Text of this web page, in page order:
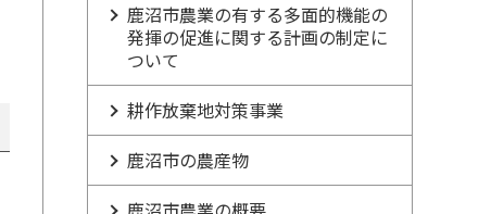
鹿沼市農業の有する多面的機能の
発揮の促進に関する計画の制定に
ついて
耕作放棄地対策事業
鹿沼市の農産物